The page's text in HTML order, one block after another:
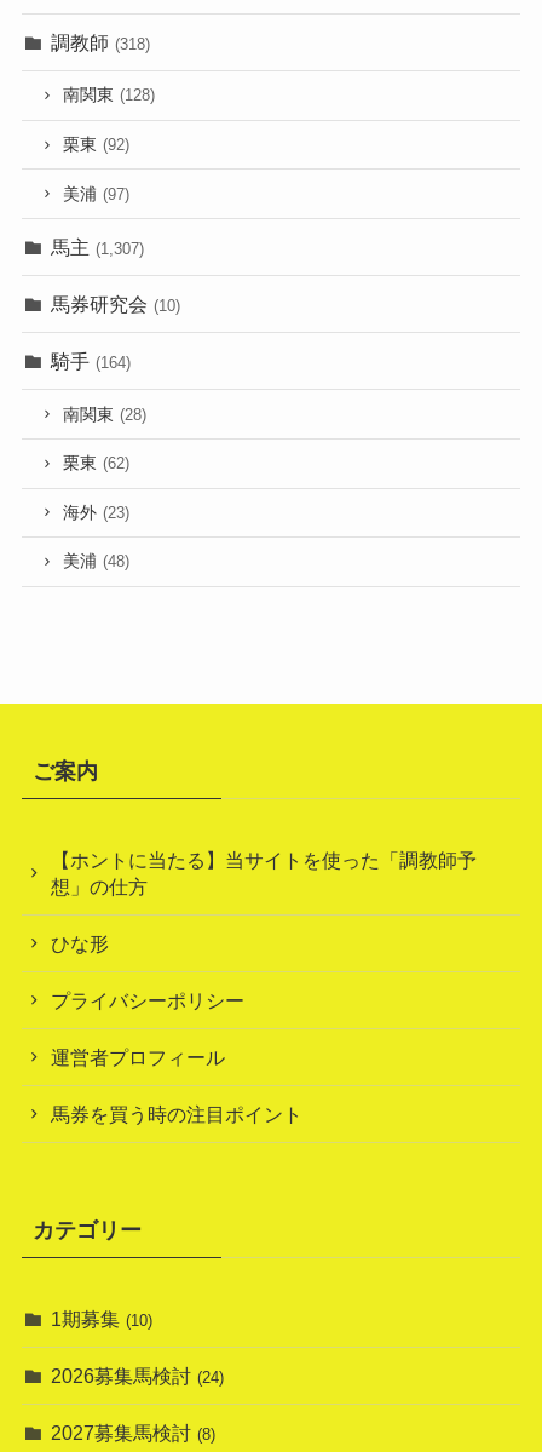
調教師 (318)
南関東 (128)
栗東 (92)
美浦 (97)
馬主 (1,307)
馬券研究会 (10)
騎手 (164)
南関東 (28)
栗東 (62)
海外 (23)
美浦 (48)
ご案内
【ホントに当たる】当サイトを使った「調教師予
想」の仕方
ひな形
プライバシーポリシー
運営者プロフィール
馬券を買う時の注目ポイント
カテゴリー
1期募集 (10)
2026募集馬検討 (24)
2027募集馬検討 (8)